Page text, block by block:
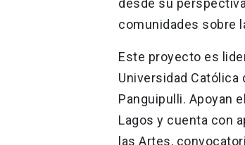
desde su
comunidades sobre
Este proyecto es
Universidad Católica
Panguipulli. Apoyan
Lagos y cuenta con
las Artes,